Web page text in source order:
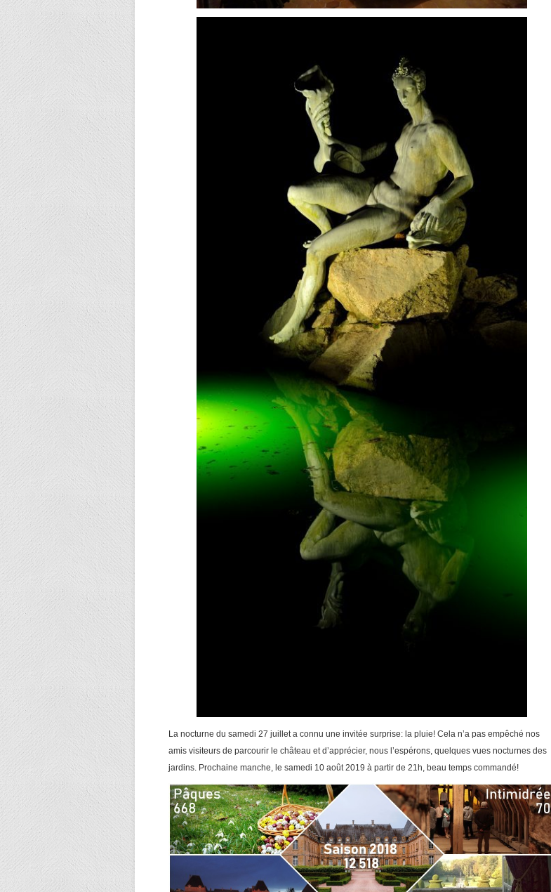
La nocturne du samedi 27 juillet a connu une invitée surprise: la pluie! Cela n’a pas empêché nos
amis visiteurs de parcourir le château et d’apprécier, nous l’espérons, quelques vues nocturnes des
jardins. Prochaine manche, le samedi 10 août 2019 à partir de 21h, beau temps commandé!